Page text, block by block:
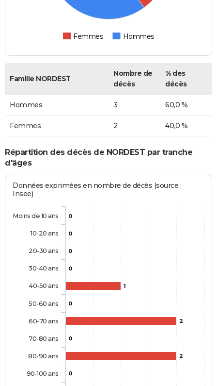
Femmes Hommes
Famille NORDEST
Nombre de
décès
% des
décès
Hommes 3 60,0 %
Femmes 2 40,0 %
Répartition des décès de NORDEST par tranche
d'âges
Données exprimées en nombre de décès (source :
Insee)
0
0
0
0
1
0
2
0
2
0
Moins de 10 ans
10-20 ans
20-30 ans
30-40 ans
40-50 ans
50-60 ans
60-70 ans
70-80 ans
80-90 ans
90-100 ans